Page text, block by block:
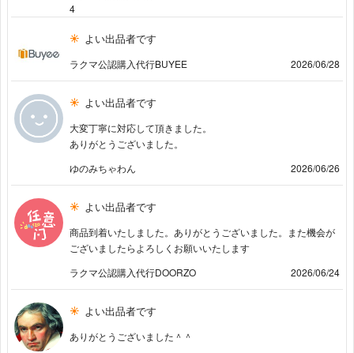
4
よい出品者です
ラクマ公認購入代行BUYEE 2026/06/28
よい出品者です
大変丁寧に対応して頂きました。
ありがとうございました。
ゆのみちゃわん
2026/06/26
よい出品者です
商品到着いたしました。ありがとうございました。また機会が
ございましたらよろしくお願いいたします
ラクマ公認購入代行DOORZO
2026/06/24
よい出品者です
ありがとうございました＾＾